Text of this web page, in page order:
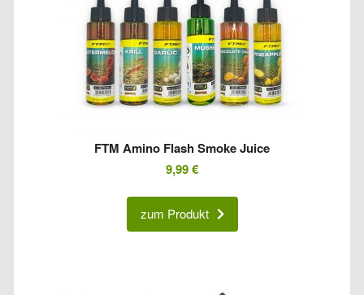
FTM Amino Flash Smoke Juice
9,99€
zum Produkt